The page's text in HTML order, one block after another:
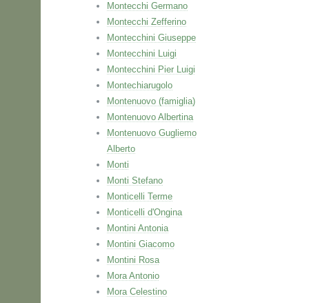
Montecchi Germano
Montecchi Zefferino
Montecchini Giuseppe
Montecchini Luigi
Montecchini Pier Luigi
Montechiarugolo
Montenuovo (famiglia)
Montenuovo Albertina
Montenuovo Gugliemo
Alberto
Monti
Monti Stefano
Monticelli Terme
Monticelli d'Ongina
Montini Antonia
Montini Giacomo
Montini Rosa
Mora Antonio
Mora Celestino